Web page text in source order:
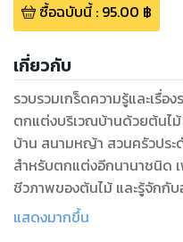
ซื้อฉบับนี้: 95.00 ฿
เกี่ยวกับ
รวบรวมเกร็ดความรู้และเรื่
ตกแต่งบริเวณบ้านด้วยต้นไม้
บ้าน สนามหญ้า สวนครัวประ
สำหรับตกแต่งอีกนานาชนิด
ชีวภาพของต้นไม้ และรู้จักกั
รับมือกับปัญหาที่อาจเกิดขึ้นไ
แสดงมากขึ้น